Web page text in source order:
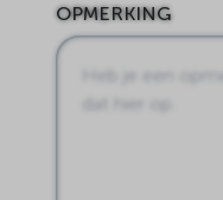
OPMERKING